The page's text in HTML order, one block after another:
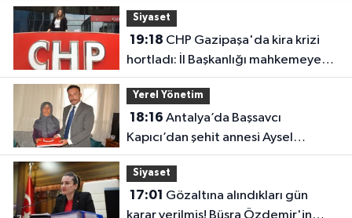
Siyaset
19:18
hortladı: İl Başkanlığı mahkemeye
gitti
Yerel Yönetim
18:16
Kapıcı’dan şehit annesi Aysel
Belen’e anlamlı ziyaret
Siyaset
17:01
karar verilmiş! Büşra Özdemir'in